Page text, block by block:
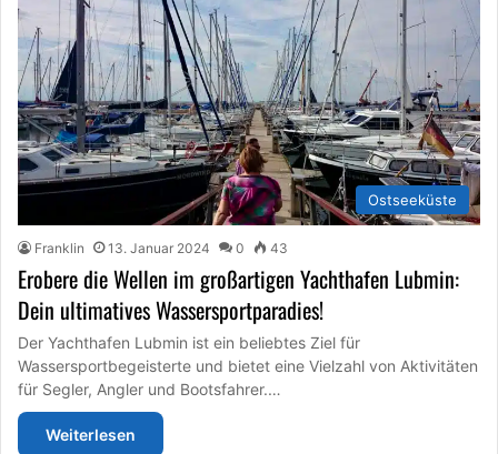
Ostseeküste
Franklin 13. Januar 2024 0 43
Erobere die Wellen im großartigen Yachthafen Lubmin:
Dein ultimatives Wassersportparadies!
Der Yachthafen Lubmin ist ein beliebtes Ziel für
Wassersportbegeisterte und bietet eine Vielzahl von Aktivitäten
für Segler, Angler und Bootsfahrer.…
Weiterlesen